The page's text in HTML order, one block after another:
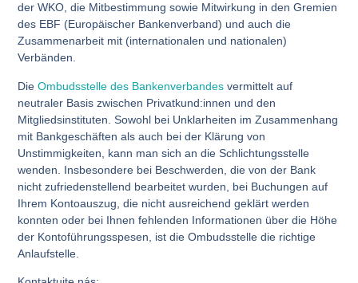
der WKO, die Mitbestimmung sowie Mitwirkung in den Gremien
des EBF (Europäischer Bankenverband) und auch die
Zusammenarbeit mit (internationalen und nationalen)
Verbänden.
DieOmbudsstelle des Bankenverbandes vermittelt auf
neutraler Basis zwischen Privatkund:innen und den
Mitgliedsinstituten. Sowohl bei Unklarheiten im Zusammenhang
mit Bankgeschäften als auch bei der Klärung von
Unstimmigkeiten, kann man sich an die Schlichtungsstelle
wenden. Insbesondere bei Beschwerden, die von der Bank
nicht zufriedenstellend bearbeitet wurden, bei Buchungen auf
Ihrem Kontoauszug, die nicht ausreichend geklärt werden
konnten oder bei Ihnen fehlenden Informationen über die Höhe
der Kontoführungsspesen, ist die Ombudsstelle die richtige
Anlaufstelle.